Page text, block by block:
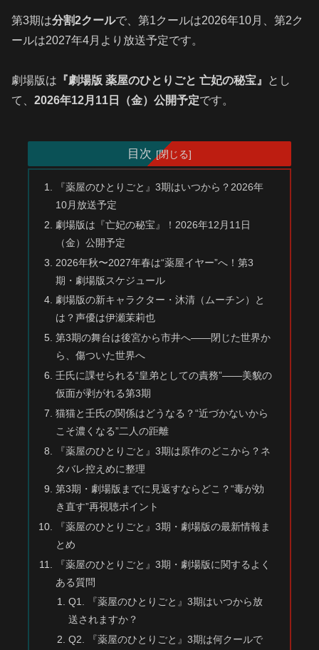
第3期は分割2クールで、第1クールは2026年10月、第2ク
ールは2027年4月より放送予定です。
劇場版は 『劇場版 薬屋のひとりごと 亡妃の秘宝』
とし
て、 2026年12月11日（金）公開予定です。
目次
『薬屋のひとりごと』3期はいつから？2026年
10月放送予定
劇場版は『亡妃の秘宝』！2026年12月11日
（金）公開予定
2026年秋〜2027年春は“薬屋イヤー”へ！第3
期・劇場版スケジュール
劇場版の新キャラクター・沐清（ムーチン）と
は？声優は伊瀬茉莉也
第3期の舞台は後宮から市井へ——閉じた世界か
ら、傷ついた世界へ
壬氏に課せられる“皇弟としての責務”——美貌の
仮面が剥がれる第3期
猫猫と壬氏の関係はどうなる？“近づかないから
こそ濃くなる”二人の距離
『薬屋のひとりごと』3期は原作のどこから？ネ
タバレ控えめに整理
第3期・劇場版までに見返すならどこ？“毒が効
き直す”再視聴ポイント
『薬屋のひとりごと』3期・劇場版の最新情報ま
とめ
『薬屋のひとりごと』3期・劇場版に関するよく
ある質問
Q1. 『薬屋のひとりごと』3期はいつから放
送されますか？
Q2. 『薬屋のひとりごと』3期は何クールで